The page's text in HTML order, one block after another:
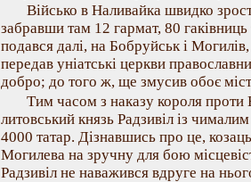
Військо в Наливайка швидко
забравши там 12 гармат, 80
подався далі, на Бобруйськ і
передав уніатські церкви
добро; до того ж, ще змусив обоє
Тим часом з наказу короля
литовський князь Радзивіл із
4000 татар. Дізнавшись про це,
Могилева на зручну для бою
Радзивіл не наважився вдруге на